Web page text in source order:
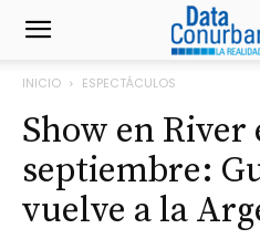
INICIO ESPECTÁCULOS
Show en River
septiembre:
vuelve a la